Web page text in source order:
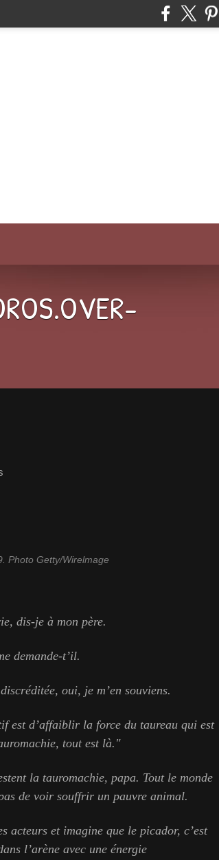
Photo Getty/Wirelmage
dis-je à mon père.
demande-t’il.
oui, je m’en souviens.
est d’affaiblir la force du taureau qui est
tout est là."
la tauromachie, papa. Tout le monde
de voir souffrir un pauvre animal.
acteurs et imagine que le picador, c’est
l’arène avec une énergie